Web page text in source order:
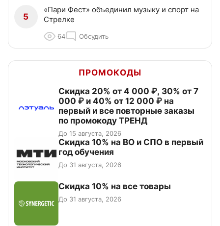
5
«Пари Фест» объединил музыку и спорт на
Стрелке
64 Обсудить
ПРОМОКОДЫ
Скидка 20% от 4 000 ₽, 30% от 7
000 ₽ и 40% от 12 000 ₽ на
первый и все повторные заказы
по промокоду ТРЕНД
До 15 августа, 2026
Скидка 10% на ВО и СПО в первый
год обучения
До 31 августа, 2026
Скидка 10% на все товары
До 31 августа, 2026